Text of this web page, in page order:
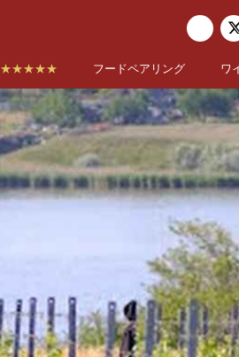
★★★★★ フードペアリング ワ